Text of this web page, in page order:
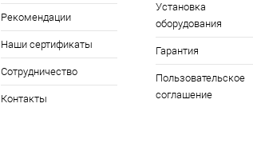
Рекомендации
Наши сертификаты
Сотрудничество
Контакты
Установка
оборудования
Гарантия
Пользовательское
соглашение